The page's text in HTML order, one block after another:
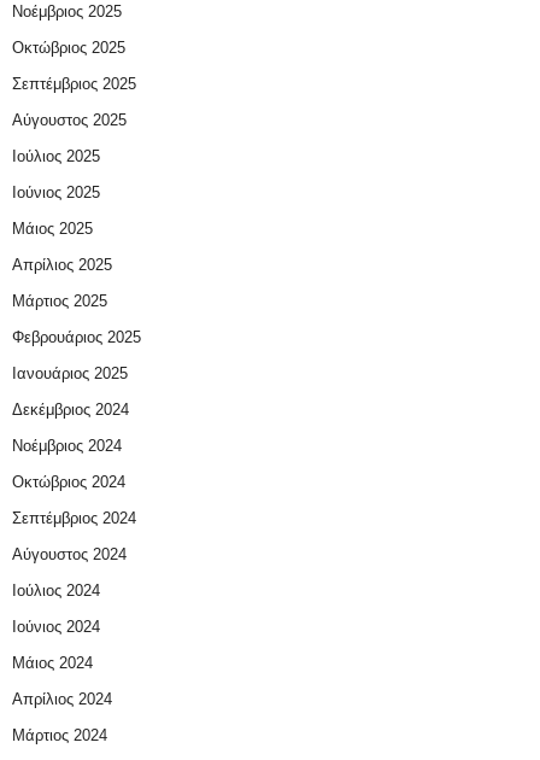
Νοέμβριος 2025
Οκτώβριος 2025
Σεπτέμβριος 2025
Αύγουστος 2025
Ιούλιος 2025
Ιούνιος 2025
Μάιος 2025
Απρίλιος 2025
Μάρτιος 2025
Φεβρουάριος 2025
Ιανουάριος 2025
Δεκέμβριος 2024
Νοέμβριος 2024
Οκτώβριος 2024
Σεπτέμβριος 2024
Αύγουστος 2024
Ιούλιος 2024
Ιούνιος 2024
Μάιος 2024
Απρίλιος 2024
Μάρτιος 2024